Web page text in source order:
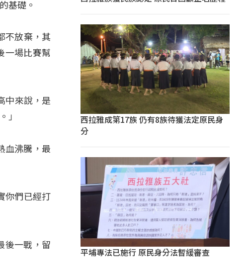
基礎。
不放棄，其
一場比賽幫
中來說，是
」
血沸騰，最
你們已經打
後一戰，留
西拉雅成第17族 仍有8族待獲法定原民身
分
平埔專法已施行 原民身分法暫緩審查